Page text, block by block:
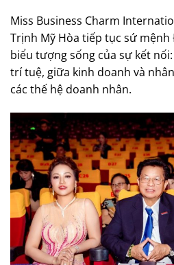
Miss Business Charm
Trịnh Mỹ Hòa tiếp tục sứ mệnh
biểu tượng sống của sự kết
trí tuệ, giữa kinh doanh và
các thế hệ doanh nhân.